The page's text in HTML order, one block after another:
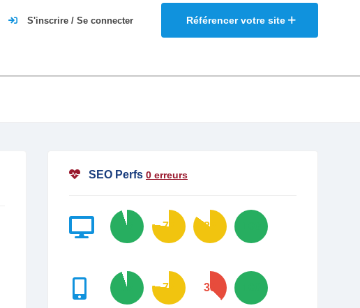
Référencer votre site
S'inscrire / Se connecter
SEO Perfs 0 erreurs
95 77 85
95 77 38